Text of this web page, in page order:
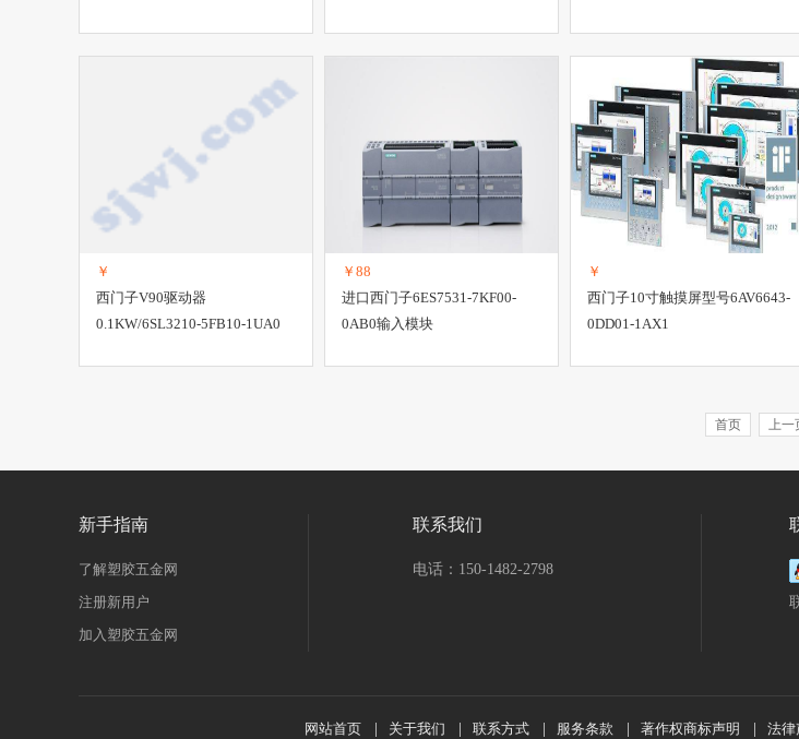
￥
西门子V90驱动器
0.1KW/6SL3210-5FB10-1UA0
￥88
进口西门子6ES7531-7KF00-
0AB0输入模块
￥
西门子10寸触摸屏型号6AV6643-
0DD01-1AX1
首页 上一
新手指南
了解塑胶五金网
注册新用户
加入塑胶五金网
联系我们
电话：150-1482-2798
网站首页 关于我们 联系方式 服务条款 著作权商标声明 法律